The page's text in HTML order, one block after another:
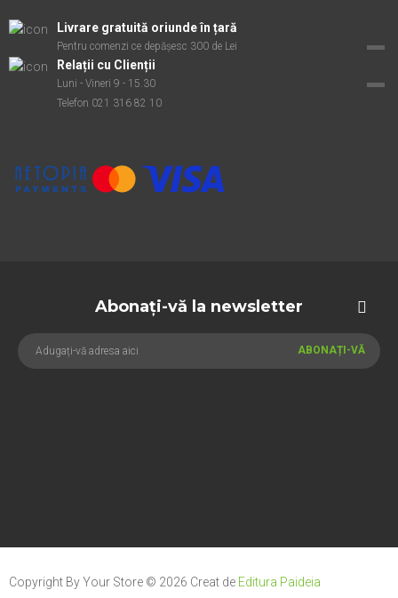
Livrare gratuită oriunde în țară
Pentru comenzi ce depășesc 300 de Lei
Relații cu Clienții
Luni - Vineri 9 - 15.30
Telefon 021 316 82 10
Abonați-vă la newsletter
ABONAȚI-VĂ
Copyright By Your Store © 2026 Creat de Editura Paideia